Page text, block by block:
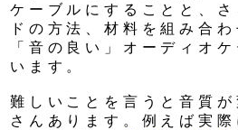
ケーブルにすることと、
ドの方法、材料を組み合
「音の良い」オーディオ
います。
難しいことを言うと音質が
さんあります。例えば実際